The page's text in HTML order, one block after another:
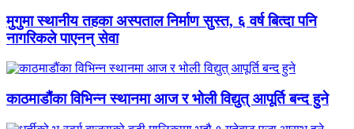
मुगुमा स्थानीय तहका अस्पताल निर्माण सुस्त, ६ वर्ष बित्दा पनि
नागरिकले पाएनन् सेवा
काठमाडौंका विभिन्न स्थानमा आज र भोली विद्युत् आपूर्ति बन्द हुने